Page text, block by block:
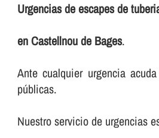
Urgencias de escapes de
en Castellnou de Bages.
Ante cualquier urgencia
públicas.
Nuestro servicio de urgencias